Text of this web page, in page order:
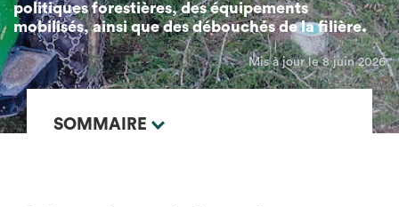
politiques forestières, des équipements
mobilisés, ainsi que des débouchés de la filière.
Mis à jour le 8 juin 2026
SOMMAIRE